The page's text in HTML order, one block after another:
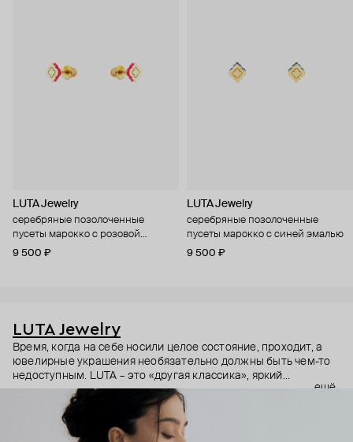
LUTA Jewelry
серебряные позолоченные
пусеты марокко с розовой
эмалью
9 500 ₽
LUTA Jewelry
серебряные позолоченные
пусеты марокко с синей эмалью
9 500 ₽
LUTA Jewelry
Время, когда на себе носили целое состояние, проходит, а
ювелирные украшения необязательно должны быть чем-то
недоступным. LUTA – это «другая классика», яркий
современный дизайн без драгоценных камней. Дизайнер
бренда Татьяна Лухта (из ее инициалов и сложилось
название марки) – профессиональный архитектор. Поэтому
в коллекциях LUTA есть и выверенная геометрия, и
ещё